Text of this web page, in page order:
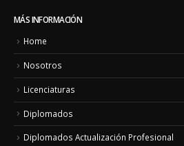
MÁS INFORMACIÓN
Home
Nosotros
Licenciaturas
Diplomados
Diplomados Actualización Profesional